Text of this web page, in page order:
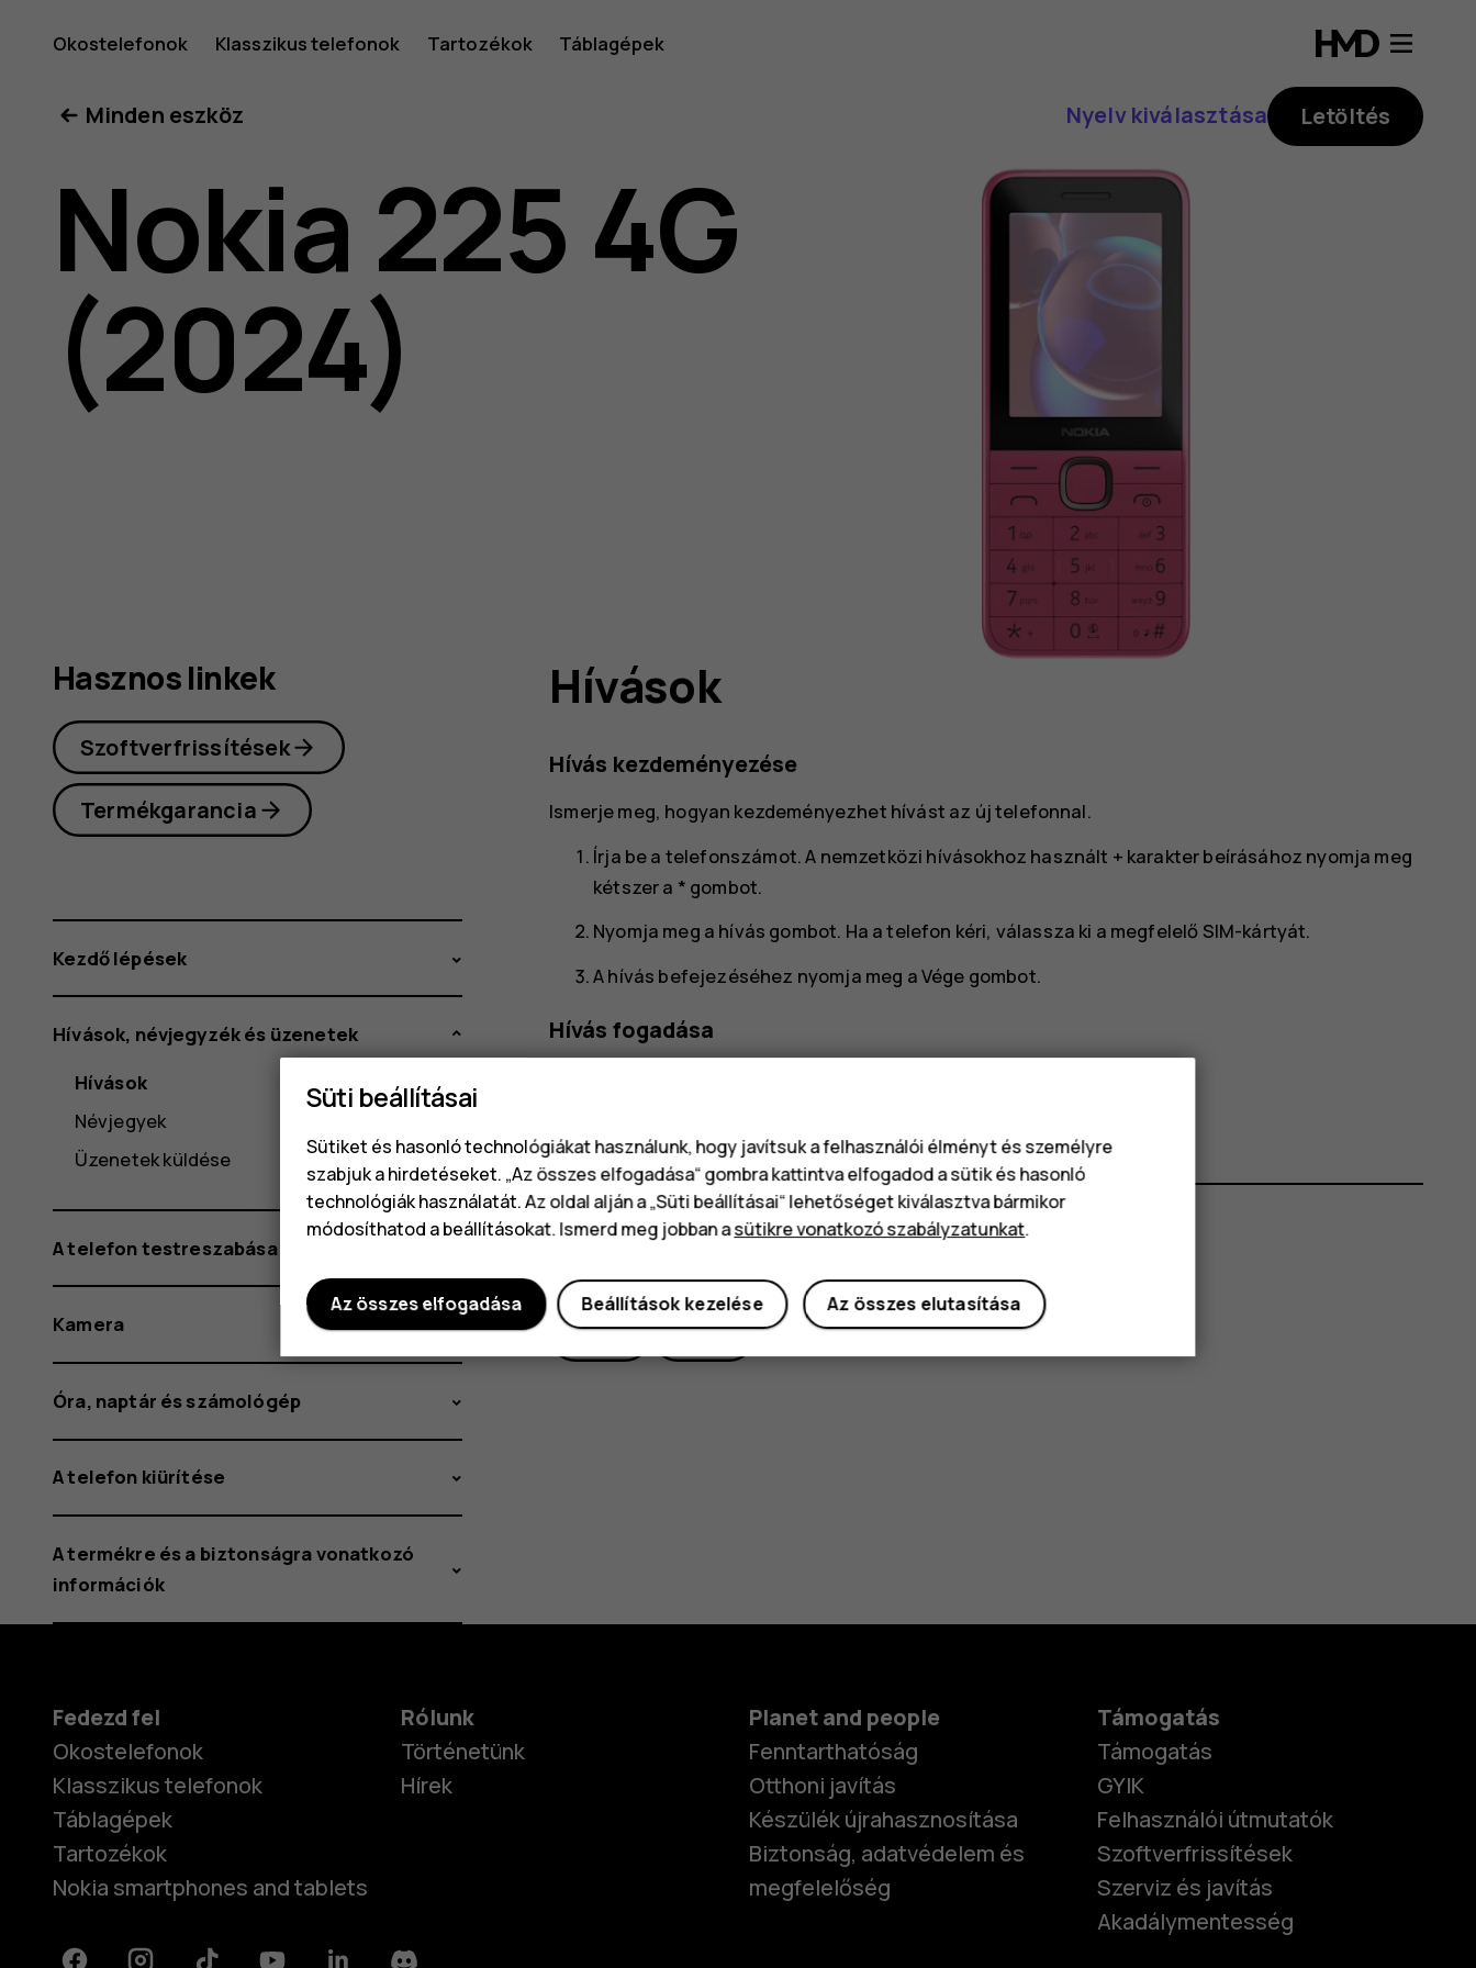
A
Nokia
225
4G
felhasználói
kézikönyve
Okostelefonok Klasszikus telefonok Tartozékok Táblagépek
Minden eszköz Nyelv kiválasztása Letöltés
Nokia 225 4G
(2024)
Hívások
Hívás kezdeményezése
Ismerje meg, hogyan kezdeményezhet hívást az új telefonnal.
Írja be a telefonszámot. A nemzetközi hívásokhoz használt + karakter beírásához nyomja meg
kétszer a * gombot.
Nyomja meg a hívás gombot. Ha a telefon kéri, válassza ki a megfelelő SIM-kártyát.
A hívás befejezéséhez nyomja meg a Vége gombot.
Hívás fogadása
Igen Nem
Hasznos linkek
Szoftverfrissítések
Termékgarancia
Kezdő lépések
Hívások, névjegyzék és üzenetek
Hívások
Névjegyek
Üzenetek küldése
A telefon testreszabása
Kamera
Óra, naptár és számológép
A telefon kiürítése
A termékre és a biztonságra vonatkozó
információk
Fedezd fel
Okostelefonok
Klasszikus telefonok
Táblagépek
Tartozékok
Nokia smartphones and tablets
Rólunk
Történetünk
Hírek
Planet and people
Fenntarthatóság
Otthoni javítás
Készülék újrahasznosítása
Biztonság, adatvédelem és
megfelelőség
Támogatás
Támogatás
GYIK
Felhasználói útmutatók
Szoftverfrissítések
Szerviz és javítás
Akadálymentesség
Süti beállításai
Sütiket és hasonló technológiákat használunk, hogy javítsuk a felhasználói élményt és személyre
szabjuk a hirdetéseket. „Az összes elfogadása“ gombra kattintva elfogadod a sütik és hasonló
technológiák használatát. Az oldal alján a „Süti beállításai“ lehetőséget kiválasztva bármikor
módosíthatod a beállításokat. Ismerd meg jobban asütikre vonatkozó szabályzatunkat.
Az összes elutasítása
Beállítások kezelése
Az összes elfogadása